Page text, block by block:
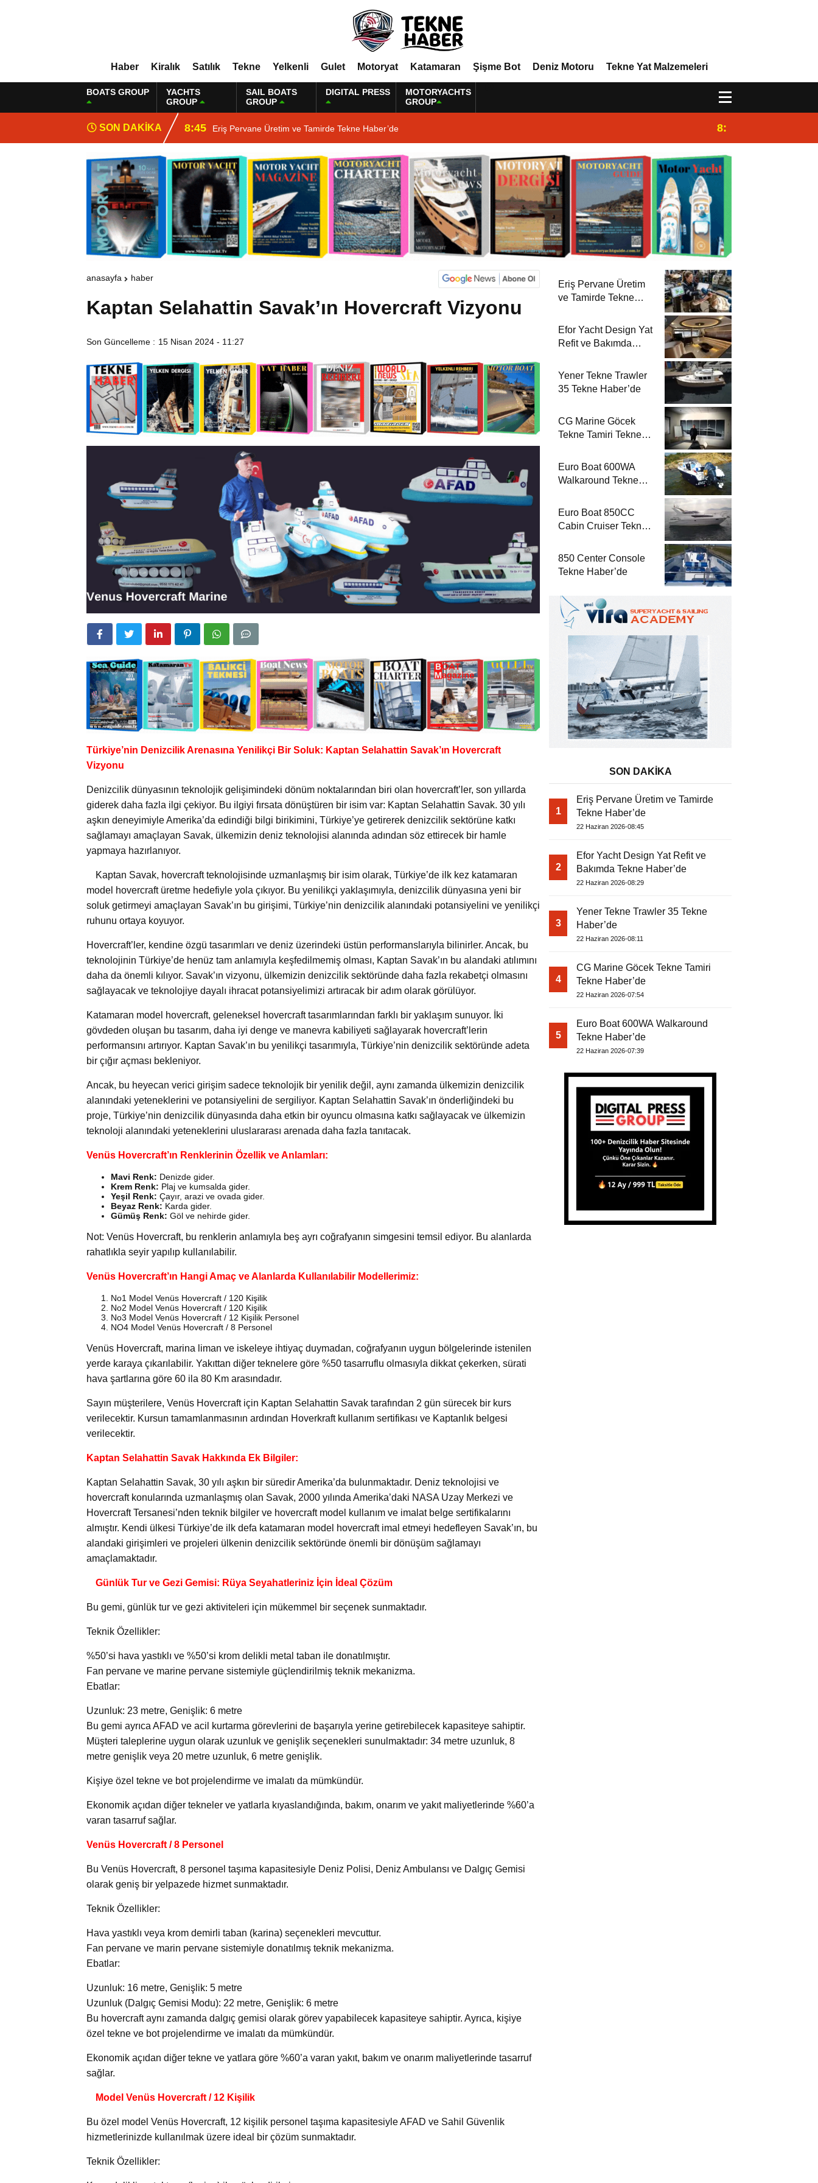
Haber Kiralık Satılık Tekne Yelkenli Gulet Motoryat Katamaran Şişme Bot Deniz Motoru Tekne Yat Malzemeleri
BOATS GROUP
YACHTS
GROUP
SAIL BOATS
GROUP
DIGITAL PRESS
MOTORYACHTS
GROUP
SON DAKİKA 8:45 Eriş Pervane Üretim ve Tamirde Tekne Haber’de 8:29
anasayfa haber
Kaptan Selahattin Savak’ın Hovercraft Vizyonu
Son Güncelleme : 15 Nisan 2024 - 11:27
Türkiye’nin Denizcilik Arenasına Yenilikçi Bir Soluk: Kaptan Selahattin Savak’ın Hovercraft
Vizyonu
Denizcilik dünyasının teknolojik gelişimindeki dönüm noktalarından biri olan hovercraft’ler, son yıllarda
giderek daha fazla ilgi çekiyor. Bu ilgiyi fırsata dönüştüren bir isim var: Kaptan Selahattin Savak. 30 yılı
aşkın deneyimiyle Amerika’da edindiği bilgi birikimini, Türkiye’ye getirerek denizcilik sektörüne katkı
sağlamayı amaçlayan Savak, ülkemizin deniz teknolojisi alanında adından söz ettirecek bir hamle
yapmaya hazırlanıyor.
Kaptan Savak, hovercraft teknolojisinde uzmanlaşmış bir isim olarak, Türkiye’de ilk kez katamaran
model hovercraft üretme hedefiyle yola çıkıyor. Bu yenilikçi yaklaşımıyla, denizcilik dünyasına yeni bir
soluk getirmeyi amaçlayan Savak’ın bu girişimi, Türkiye’nin denizcilik alanındaki potansiyelini ve yenilikçi
ruhunu ortaya koyuyor.
Hovercraft’ler, kendine özgü tasarımları ve deniz üzerindeki üstün performanslarıyla bilinirler. Ancak, bu
teknolojinin Türkiye’de henüz tam anlamıyla keşfedilmemiş olması, Kaptan Savak’ın bu alandaki atılımını
daha da önemli kılıyor. Savak’ın vizyonu, ülkemizin denizcilik sektöründe daha fazla rekabetçi olmasını
sağlayacak ve teknolojiye dayalı ihracat potansiyelimizi artıracak bir adım olarak görülüyor.
Katamaran model hovercraft, geleneksel hovercraft tasarımlarından farklı bir yaklaşım sunuyor. İki
gövdeden oluşan bu tasarım, daha iyi denge ve manevra kabiliyeti sağlayarak hovercraft’lerin
performansını artırıyor. Kaptan Savak’ın bu yenilikçi tasarımıyla, Türkiye’nin denizcilik sektöründe adeta
bir çığır açması bekleniyor.
Ancak, bu heyecan verici girişim sadece teknolojik bir yenilik değil, aynı zamanda ülkemizin denizcilik
alanındaki yeteneklerini ve potansiyelini de sergiliyor. Kaptan Selahattin Savak’ın önderliğindeki bu
proje, Türkiye’nin denizcilik dünyasında daha etkin bir oyuncu olmasına katkı sağlayacak ve ülkemizin
teknoloji alanındaki yeteneklerini uluslararası arenada daha fazla tanıtacak.
Venüs Hovercraft’ın Renklerinin Özellik ve Anlamları:
Mavi Renk: Denizde gider.
Krem Renk: Plaj ve kumsalda gider.
Yeşil Renk: Çayır, arazi ve ovada gider.
Beyaz Renk: Karda gider.
Gümüş Renk: Göl ve nehirde gider.
Not: Venüs Hovercraft, bu renklerin anlamıyla beş ayrı coğrafyanın simgesini temsil ediyor. Bu alanlarda
rahatlıkla seyir yapılıp kullanılabilir.
Venüs Hovercraft’ın Hangi Amaç ve Alanlarda Kullanılabilir Modellerimiz:
No1 Model Venüs Hovercraft / 120 Kişilik
No2 Model Venüs Hovercraft / 120 Kişilik
No3 Model Venüs Hovercraft / 12 Kişilik Personel
NO4 Model Venüs Hovercraft / 8 Personel
Venüs Hovercraft, marina liman ve iskeleye ihtiyaç duymadan, coğrafyanın uygun bölgelerinde istenilen
yerde karaya çıkarılabilir. Yakıttan diğer teknelere göre %50 tasarruflu olmasıyla dikkat çekerken, sürati
hava şartlarına göre 60 ila 80 Km arasındadır.
Sayın müşterilere, Venüs Hovercraft için Kaptan Selahattin Savak tarafından 2 gün sürecek bir kurs
verilecektir. Kursun tamamlanmasının ardından Hoverkraft kullanım sertifikası ve Kaptanlık belgesi
verilecektir.
Kaptan Selahattin Savak Hakkında Ek Bilgiler:
Kaptan Selahattin Savak, 30 yılı aşkın bir süredir Amerika’da bulunmaktadır. Deniz teknolojisi ve
hovercraft konularında uzmanlaşmış olan Savak, 2000 yılında Amerika’daki NASA Uzay Merkezi ve
Hovercraft Tersanesi’nden teknik bilgiler ve hovercraft model kullanım ve imalat belge sertifikalarını
almıştır. Kendi ülkesi Türkiye’de ilk defa katamaran model hovercraft imal etmeyi hedefleyen Savak’ın, bu
alandaki girişimleri ve projeleri ülkenin denizcilik sektöründe önemli bir dönüşüm sağlamayı
amaçlamaktadır.
Günlük Tur ve Gezi Gemisi: Rüya Seyahatleriniz İçin İdeal Çözüm
Bu gemi, günlük tur ve gezi aktiviteleri için mükemmel bir seçenek sunmaktadır.
Teknik Özellikler:
%50’si hava yastıklı ve %50’si krom delikli metal taban ile donatılmıştır.
Fan pervane ve marine pervane sistemiyle güçlendirilmiş teknik mekanizma.
Ebatlar:
Uzunluk: 23 metre, Genişlik: 6 metre
Bu gemi ayrıca AFAD ve acil kurtarma görevlerini de başarıyla yerine getirebilecek kapasiteye sahiptir.
Müşteri taleplerine uygun olarak uzunluk ve genişlik seçenekleri sunulmaktadır: 34 metre uzunluk, 8
metre genişlik veya 20 metre uzunluk, 6 metre genişlik.
Kişiye özel tekne ve bot projelendirme ve imalatı da mümkündür.
Ekonomik açıdan diğer tekneler ve yatlarla kıyaslandığında, bakım, onarım ve yakıt maliyetlerinde %60’a
varan tasarruf sağlar.
Venüs Hovercraft / 8 Personel
Bu Venüs Hovercraft, 8 personel taşıma kapasitesiyle Deniz Polisi, Deniz Ambulansı ve Dalgıç Gemisi
olarak geniş bir yelpazede hizmet sunmaktadır.
Teknik Özellikler:
Hava yastıklı veya krom demirli taban (karina) seçenekleri mevcuttur.
Fan pervane ve marin pervane sistemiyle donatılmış teknik mekanizma.
Ebatlar:
Uzunluk: 16 metre, Genişlik: 5 metre
Uzunluk (Dalgıç Gemisi Modu): 22 metre, Genişlik: 6 metre
Bu hovercraft aynı zamanda dalgıç gemisi olarak görev yapabilecek kapasiteye sahiptir. Ayrıca, kişiye
özel tekne ve bot projelendirme ve imalatı da mümkündür.
Ekonomik açıdan diğer tekne ve yatlara göre %60’a varan yakıt, bakım ve onarım maliyetlerinde tasarruf
sağlar.
Model Venüs Hovercraft / 12 Kişilik
Bu özel model Venüs Hovercraft, 12 kişilik personel taşıma kapasitesiyle AFAD ve Sahil Güvenlik
hizmetlerinizde kullanılmak üzere ideal bir çözüm sunmaktadır.
Teknik Özellikler:
Eriş Pervane Üretim
ve Tamirde Tekne
Efor Yacht Design Yat
Refit ve Bakımda
Yener Tekne Trawler
35 Tekne Haber’de
CG Marine Göcek
Tekne Tamiri Tekne
Euro Boat 600WA
Walkaround Tekne
Euro Boat 850CC
Cabin Cruiser Tekne
850 Center Console
Tekne Haber’de
SON DAKİKA
1
Eriş Pervane Üretim ve Tamirde
Tekne Haber’de
22 Haziran 2026-08:45
2
Efor Yacht Design Yat Refit ve
Bakımda Tekne Haber’de
22 Haziran 2026-08:29
3
Yener Tekne Trawler 35 Tekne
Haber’de
22 Haziran 2026-08:11
4
CG Marine Göcek Tekne Tamiri
Tekne Haber’de
22 Haziran 2026-07:54
5
Euro Boat 600WA Walkaround
Tekne Haber’de
22 Haziran 2026-07:39